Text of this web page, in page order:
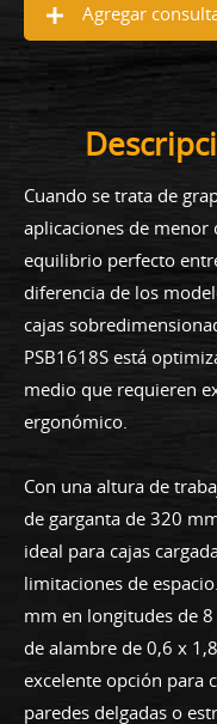
Agregar
Cuando se trata de
aplicaciones de menor
equilibrio perfecto
diferencia de los
cajas
PSB1618S está
medio que requieren
ergonómico.
Con una altura de
de garganta de 320
ideal para cajas
limitaciones de
mm en longitudes de
de alambre de 0,6 x
excelente opción para
paredes delgadas o